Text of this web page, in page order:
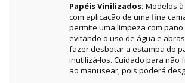
Papéis Vinilizados: Modelos
com aplicação de uma fina
permite uma limpeza com pano
evitando o uso de água e
fazer desbotar a estampa do
inutilizá-los. Cuidado para não
ao manusear, pois poderá